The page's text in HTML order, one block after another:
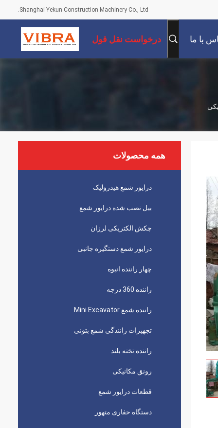
Shanghai Yekun Construction Machinery Co., Ltd.
با ما درخواست نقل قول
همه محصولات
درایور شمع هیدرولیک
بیل نصب شده درایور شمع
چکش الکتریکی لرزان
درایور شمع دستگیره جانبی
چهار راننده انبوه
راننده 360 درجه
راننده شمع Mini Excavator
تجهیزات رانندگی شمع بتونی
راننده تخته بلند
رونق مکانیکی
قطعات درایور شمع
دستگاه حفاری متهور